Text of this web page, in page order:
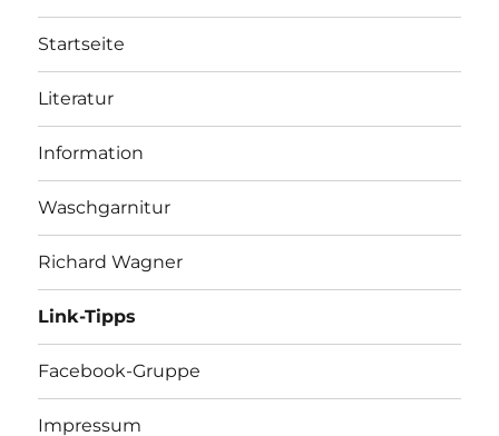
Startseite
Literatur
Information
Waschgarnitur
Richard Wagner
Link-Tipps
Facebook-Gruppe
Impressum